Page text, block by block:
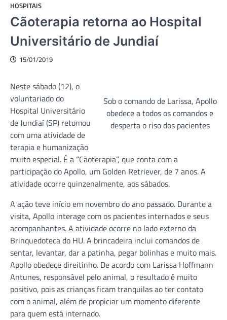
HOSPITAIS
Cãoterapia retorna ao Hospital
Universitário de Jundiaí
15/01/2019
Sob o comando de Larissa, Apollo
obedece a todos os comandos e
desperta o riso dos pacientes
Neste sábado (12), o
voluntariado do
Hospital Universitário
de Jundiaí (SP) retomou
com uma atividade de
terapia e humanização
muito especial. É a “Cãoterapia”, que conta com a
participação do Apollo, um Golden Retriever, de 7 anos. A
atividade ocorre quinzenalmente, aos sábados.
A ação teve início em novembro do ano passado. Durante a
visita, Apollo interage com os pacientes internados e seus
acompanhantes. A atividade ocorre no lado externo da
Brinquedoteca do HU. A brincadeira inclui comandos de
sentar, levantar, dar a patinha, pegar bolinhas e muito mais.
Apollo obedece direitinho. De acordo com Larissa Hoffmann
Antunes, responsável pelo animal, o resultado é muito
positivo, pois as crianças ficam tranquilas ao ter contato
com o animal, além de propiciar um momento diferente
para quem está internado.